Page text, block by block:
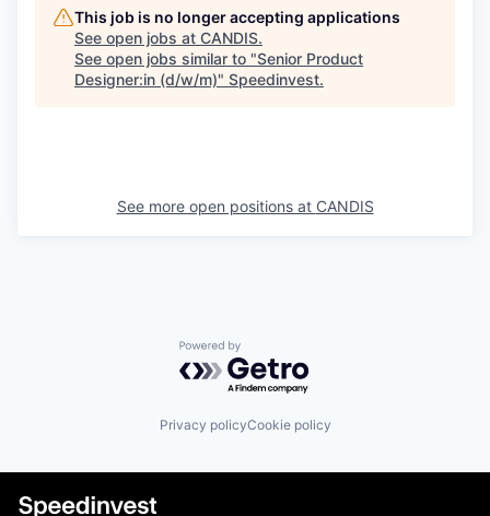
This job is no longer accepting applications
See open jobs at CANDIS.
See open jobs similar to "Senior Product
Designer:in (d/w/m)" Speedinvest.
See more open positions at CANDIS
Powered by Getro.com
Privacy policyCookie policy